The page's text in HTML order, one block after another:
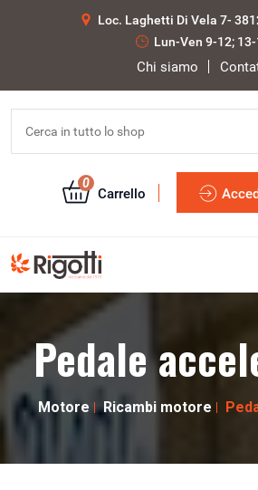
Loc. Laghetti Di Vela 7-
Lun-Ven 9-12;
Chi siamo
0
Carrello
Pedale
Motore Ricambi motore